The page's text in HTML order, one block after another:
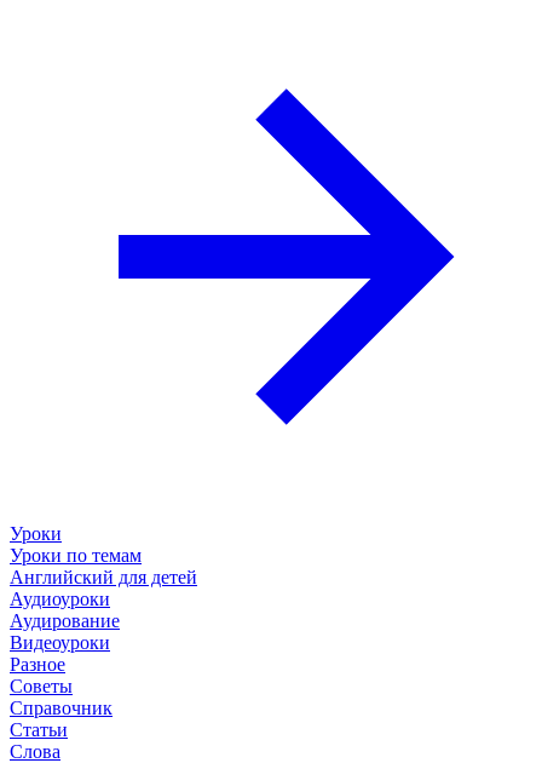
Уроки
Уроки по темам
Английский для детей
Аудиоуроки
Аудирование
Видеоуроки
Разное
Советы
Справочник
Статьи
Слова